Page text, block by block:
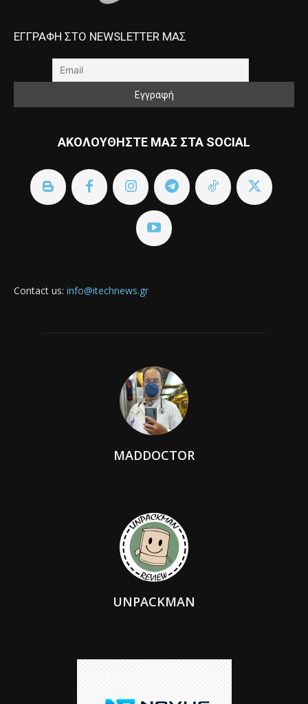
ΕΓΓΡΑΦΗ ΣΤΟ NEWSLETTER ΜΑΣ
ΑΚΟΛΟΥΘΗΣΤΕ ΜΑΣ ΣΤΑ SOCIAL
Contact us: info@itechnews.gr
MADDOCTOR
UNPACKMAN